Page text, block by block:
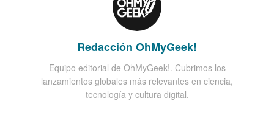
Redacción OhMyGeek!
Equipo editorial de OhMyGeek!. Cubrimos los
lanzamientos globales más relevantes en ciencia,
tecnología y cultura digital.